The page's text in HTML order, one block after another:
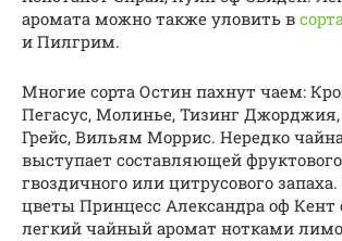
аромата можно также уловить в
и Пилгрим.
Многие сорта Остин пахнут чаем:
Пегасус, Молинье, Тизинг
Грейс, Вильям Моррис. Нередко
выступает составляющей
гвоздичного или цитрусового
цветы Принцесс Александра оф Кент
легкий чайный аромат нотками